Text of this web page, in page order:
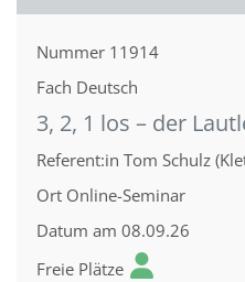
Nummer 11914
Fach Deutsch
3, 2, 1 los – der
Referent:in Tom Schulz
Ort Online-Seminar
Datum am 08.09.26
Freie Plätze